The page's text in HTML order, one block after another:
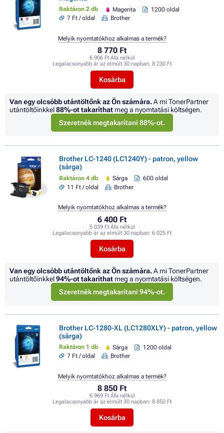
Raktáron 2 db Magenta
1200 oldal
7 Ft / oldal
Brother
8 770 Ft
6 906 Ft Áfa nélkül
Legalacsonyabb ár az elmúlt 30 napban: 8 230 Ft
Kosárba
Melyik nyomtatókhoz alkalmas a termék?
Van egy olcsóbb utántöltőnk az Ön számára.A mi TonerPartner
utántöltőinkkel88%-ot takaríthat meg a nyomtatási költségen.
Szeretnék megtakarítani 88%-ot.
Brother LC-1240 (LC1240Y) - patron, yellow
(sárga)
Raktáron 4 db Sárga
600 oldal
11 Ft / oldal
Brother
6 400 Ft
5 039 Ft Áfa nélkül
Legalacsonyabb ár az elmúlt 30 napban: 6 025 Ft
Kosárba
Melyik nyomtatókhoz alkalmas a termék?
Van egy olcsóbb utántöltőnk az Ön számára.A mi TonerPartner
utántöltőinkkel94%-ot takaríthat meg a nyomtatási költségen.
Szeretnék megtakarítani 94%-ot.
Brother LC-1280-XL (LC1280XLY) - patron, yellow
(sárga)
Raktáron 1 db Sárga
1200 oldal
7 Ft / oldal
Brother
8 850 Ft
6 969 Ft Áfa nélkül
Legalacsonyabb ár az elmúlt 30 napban: 8 850 Ft
Kosárba
Melyik nyomtatókhoz alkalmas a termék?